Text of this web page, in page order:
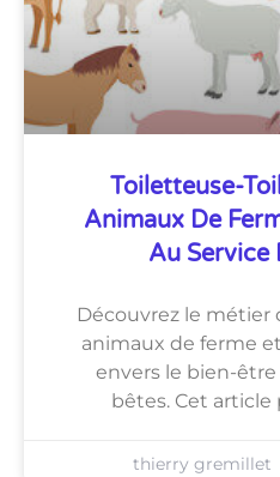
Toiletteuse-
Animaux De
Au Service
Découvrez le
animaux de ferme
envers le bien-
bêtes. Cet article
thierry gremillet